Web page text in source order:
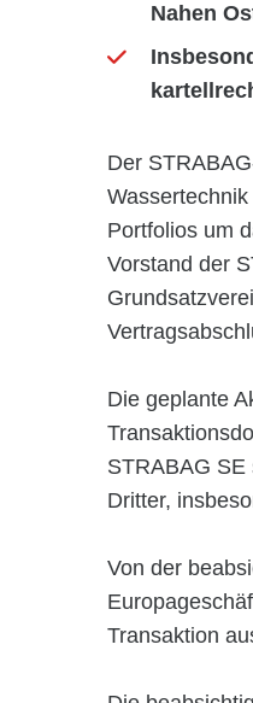
Nahen
Der
Portfolios um
Vorstand der
Die geplante
STRABAG
Dritter,
Von der
Transaktion